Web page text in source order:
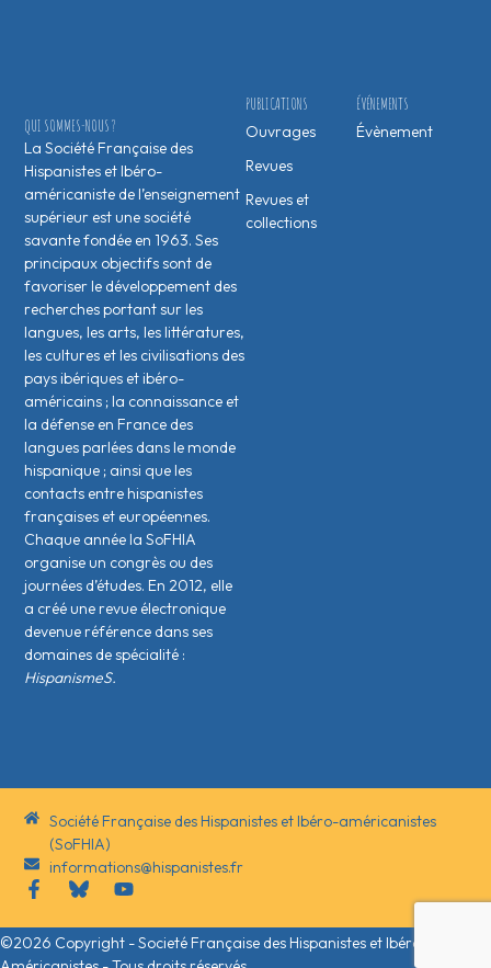
ÉVÉNEMENTS
Évènement
PUBLICATIONS
Ouvrages
Revues
Revues et
collections
QUI SOMMES-NOUS ?
La Société Française des
Hispanistes et Ibéro-
américaniste de l’enseignement
supérieur est une société
savante fondée en 1963. Ses
principaux objectifs sont de
favoriser le développement des
recherches portant sur les
langues, les arts, les littératures,
les cultures et les civilisations des
pays ibériques et ibéro-
américains ; la connaissance et
la défense en France des
langues parlées dans le monde
hispanique ; ainsi que les
contacts entre hispanistes
français·es et européen·nes.
Chaque année la SoFHIA
organise un congrès ou des
journées d’études. En 2012, elle
a créé une revue électronique
devenue référence dans ses
domaines de spécialité :
HispanismeS.
Société Française des Hispanistes et Ibéro-américanistes
(SoFHIA)
informations@hispanistes.fr
©2026 Copyright - Societé Française des Hispanistes et Ibéro-